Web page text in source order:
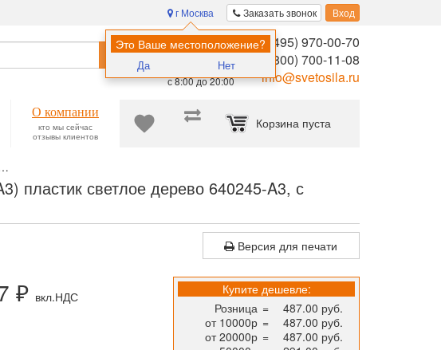
Заказать звонок Вход
г Москва
Это Ваше местоположение?
Да Нет
Помощь в
выборе:
Ежедневно,
с 8:00 до 20:00
8 (495) 970-00-70
8 (800) 700-11-08
info@svetosila.ru
Найти
Корзина пуста
О компании
кто мы сейчас
отзывы клиентов
пластик светлое дерево 640245-A3, с
Версия для печати
₽ вкл.НДС
Купите дешевле:
Розница =
487.00 руб.
от 10000р =
487.00 руб.
от 20000р =
487.00 руб.